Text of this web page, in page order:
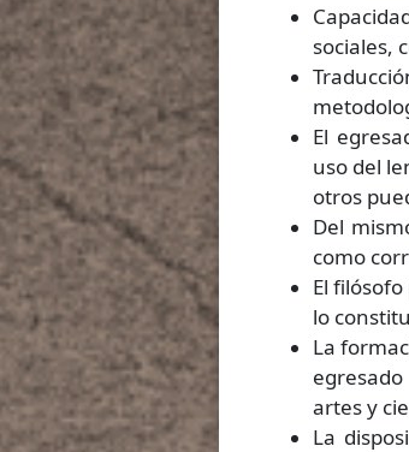
sociales,
El
uso del
otros
Del
como
El
lo
La
artes y
La